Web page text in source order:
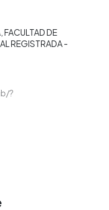
FACULTAD DE
REGISTRADA -
?